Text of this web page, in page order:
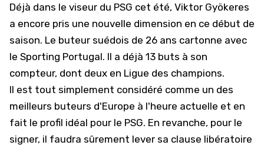
Déjà dans le viseur du PSG cet été, Viktor Gyökeres
a encore pris une nouvelle dimension en ce début de
saison. Le buteur suédois de 26 ans cartonne avec
le Sporting Portugal. Il a déjà 13 buts à son
compteur, dont deux en Ligue des champions.
Il est tout simplement considéré comme un des
meilleurs buteurs d'Europe à l'heure actuelle et en
fait le profil idéal pour le PSG. En revanche, pour le
signer, il faudra sûrement lever sa clause libératoire